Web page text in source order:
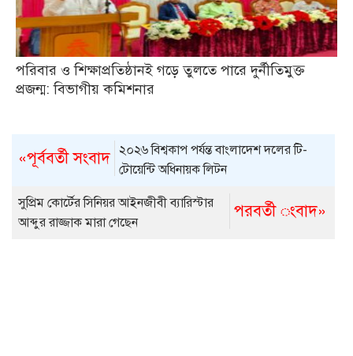
পরিবার ও শিক্ষাপ্রতিষ্ঠানই গড়ে তুলতে পারে দুর্নীতিমুক্ত
প্রজন্ম: বিভাগীয় কমিশনার
«পূর্ববর্তী সংবাদ ২০২৬ বিশ্বকাপ পর্যন্ত বাংলাদেশ দলের টি-
টোয়েন্টি অধিনায়ক লিটন
পরবর্তী ংবাদ»
সুপ্রিম কোর্টের সিনিয়র আইনজীবী ব্যারিস্টার
আব্দুর রাজ্জাক মারা গেছেন